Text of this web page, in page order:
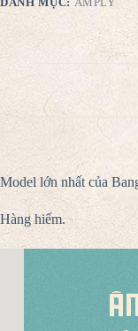
Model lớn nhất của
Hàng hiếm.